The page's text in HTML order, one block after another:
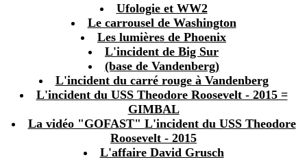
Ufologie et WW2
Le carrousel de Washington
Les lumières de Phoenix
L'incident de Big Sur
(base de Vandenberg)
L'incident du carré rouge à Vandenberg
L'incident du USS Theodore Roosevelt - 2015 =
GIMBAL
La vidéo "GOFAST" L'incident du USS Theodore
Roosevelt - 2015
L'affaire David Grusch